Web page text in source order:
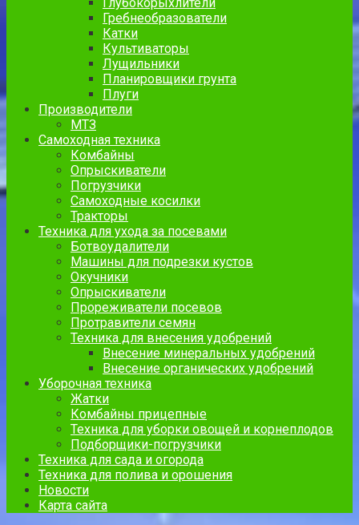
Гребнеобразователи
Катки
Культиваторы
Лущильники
Планировщики грунта
Плуги
Производители
МТЗ
Самоходная техника
Комбайны
Опрыскиватели
Погрузчики
Самоходные косилки
Тракторы
Техника для ухода за посевами
Ботвоудалители
Машины для подрезки кустов
Окучники
Опрыскиватели
Прореживатели посевов
Протравители семян
Техника для внесения удобрений
Внесение минеральных удобрений
Внесение органических удобрений
Уборочная техника
Жатки
Комбайны прицепные
Техника для уборки овощей и корнеплодов
Подборщики-погрузчики
Техника для сада и огорода
Техника для полива и орошения
Новости
Карта сайта